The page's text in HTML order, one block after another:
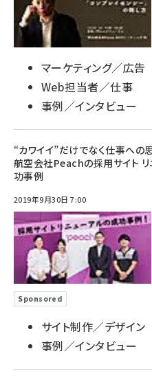
マーケティング／広告
Web担当者／仕事
事例／インタビュー
“カワイイ”だけでなく仕事への思
航空会社Peachの採用サイト リ
功事例
2019年9月30日 7:00
Sponsored
サイト制作／デザイン
事例／インタビュー